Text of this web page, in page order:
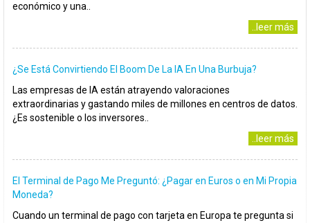
económico y una..
..leer más
¿Se Está Convirtiendo El Boom De La IA En Una Burbuja?
Las empresas de IA están atrayendo valoraciones
extraordinarias y gastando miles de millones en centros de datos.
¿Es sostenible o los inversores..
..leer más
El Terminal de Pago Me Preguntó: ¿Pagar en Euros o en Mi Propia
Moneda?
Cuando un terminal de pago con tarjeta en Europa te pregunta si